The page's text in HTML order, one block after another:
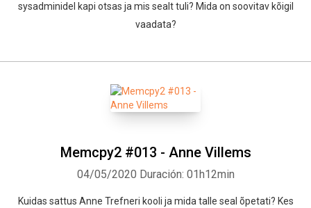
sysadminidel kapi otsas ja mis sealt tuli? Mida on soovitav kõigil
vaadata?
Memcpy2 #013 - Anne Villems
04/05/2020 Duración: 01h12min
Kuidas sattus Anne Trefneri kooli ja mida talle seal õpetati? Kes